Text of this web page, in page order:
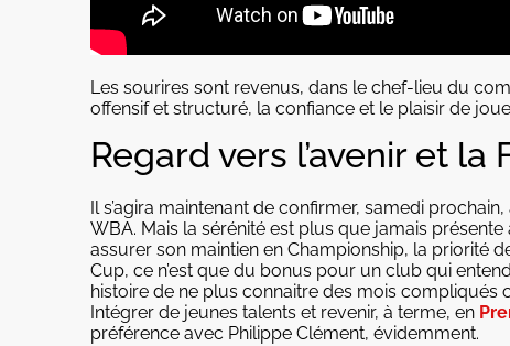
Les sourires sont revenus, dans le chef-lieu du
offensif et structuré, la confiance et le plaisir de
Regard vers l’avenir et la
Il s’agira maintenant de confirmer, samedi
WBA. Mais la sérénité est plus que jamais
assurer son maintien en Championship, la priorité
Cup, ce n’est que du bonus pour un club qui
histoire de ne plus connaitre des mois
Intégrer de jeunes talents et revenir, à terme, en
préférence avec Philippe Clément, évidemment.